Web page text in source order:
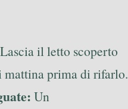
Lascia il letto scoperto
prima di rifarlo.
Un